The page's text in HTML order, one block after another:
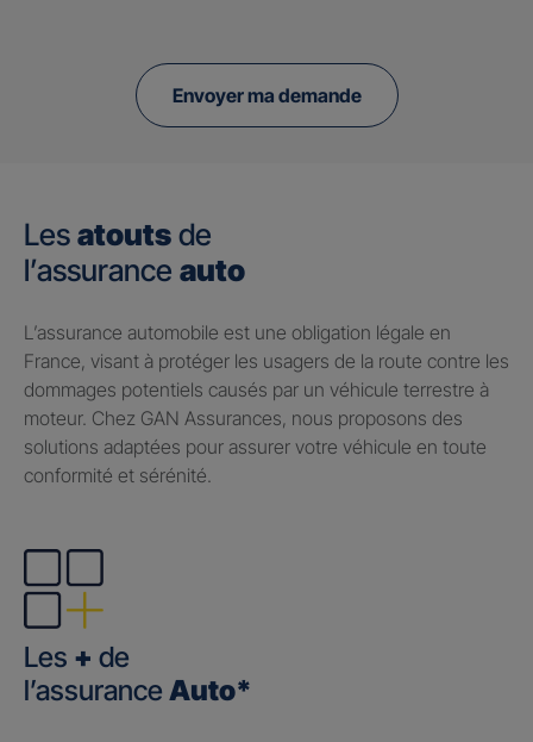
Envoyer ma demande
Les atouts de
l’assurance auto
​L’assurance automobile est une obligation légale en
France, visant à protéger les usagers de la route contre les
dommages potentiels causés par un véhicule terrestre à
moteur. Chez GAN Assurances, nous proposons des
solutions adaptées pour assurer votre véhicule en toute
conformité et sérénité.
Les + de
l’assurance Auto*